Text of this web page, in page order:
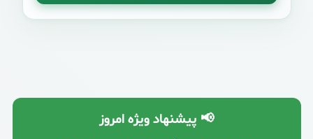
📢 پیشنهاد ویژه امروز